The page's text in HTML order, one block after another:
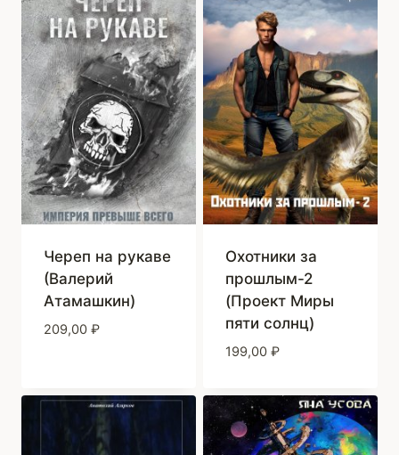
Череп на рукаве
(Валерий
Атамашкин)
209,00 ₽
Охотники за
прошлым-2
(Проект Миры
пяти солнц)
199,00 ₽